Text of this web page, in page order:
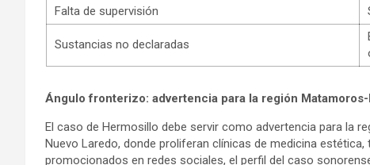
Falta de supervisión
Sustancias no declaradas
Ángulo fronterizo: advertencia para la región
El caso de Hermosillo debe servir como advertencia para la
Nuevo Laredo, donde proliferan clínicas de medicina
promocionados en redes sociales, el perfil del caso